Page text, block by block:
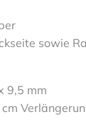
sowie
9,5 mm